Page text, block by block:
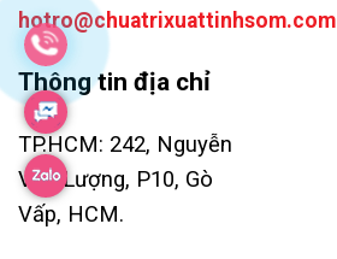
hotro@chuatrixuattinhsom.com
Thông tin địa chỉ
TP.HCM: 242, Nguyễn
Văn Lượng, P10, Gò
Vấp, HCM.